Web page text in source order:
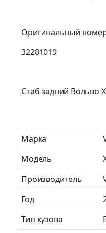
Оригинальный
32281019
Стаб задний Вольво
Марка
Модель
Производитель
Год
Тип кузова